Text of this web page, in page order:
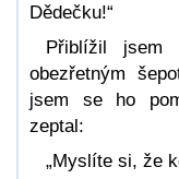
Dědečku!“
Přiblížil
obezřetným
jsem se ho
zeptal:
„Myslíte si, že